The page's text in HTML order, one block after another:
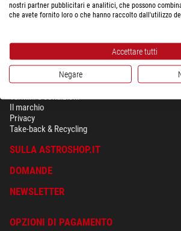
SICUREZZA & PRIVACY
Termini e condizioni
Il marchio
Privacy
Take-back & Recycling
SULLA ASTROSHOP.IT
DOMANDE
NEWSLETTER
OPZIONI DI PAGAMENTO
nostri partner pubblicitari e analitici, che possono
che avete fornito loro o che hanno raccolto dall'utilizzo
Accettare tutti
Negare